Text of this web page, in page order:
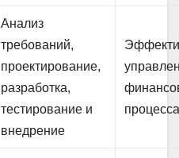
Анализ
требований,
проектирование,
разработка,
тестирование и
внедрение